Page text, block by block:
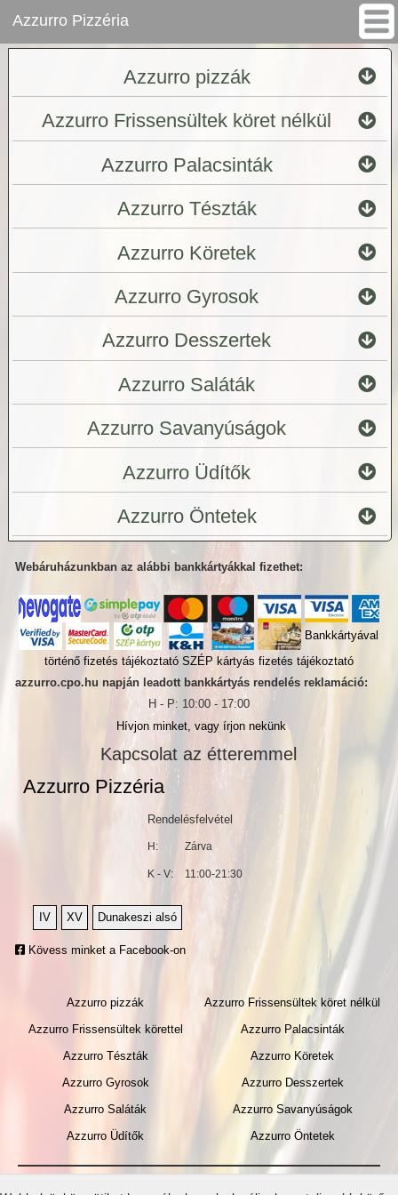
Azzurro Pizzéria
Azzurro pizzák
Azzurro Frissensültek köret nélkül
Azzurro Palacsinták
Azzurro Tészták
Azzurro Köretek
Azzurro Gyrosok
Azzurro Desszertek
Azzurro Saláták
Azzurro Savanyúságok
Azzurro Üdítők
Azzurro Öntetek
Webáruházunkban az alábbi bankkártyákkal fizethet:
Bankkártyával
történő fizetés tájékoztató SZÉP kártyás fizetés tájékoztató
azzurro.cpo.hu napján leadott bankkártyás rendelés reklamáció:
H - P: 10:00 - 17:00
Hívjon minket, vagy írjon nekünk
Kapcsolat az étteremmel
Azzurro Pizzéria
Rendelésfelvétel
H: Zárva
K - V: 11:00-21:30
IV XV Dunakeszi alsó
Kövess minket a Facebook-on
Azzurro pizzák
Azzurro Frissensültek köret nélkül
Azzurro Frissensültek körettel
Azzurro Palacsinták
Azzurro Tészták
Azzurro Köretek
Azzurro Gyrosok
Azzurro Desszertek
Azzurro Saláták
Azzurro Savanyúságok
Azzurro Üdítők
Azzurro Öntetek